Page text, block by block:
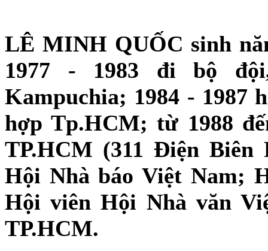
LÊ MINH QUỐC sinh
1977 - 1983 đi bộ
Kampuchia; 1984 - 1987
hợp Tp.HCM; từ 1988
TP.HCM (311 Điện
Hội Nhà báo Việt Nam;
Hội viên Hội Nhà văn
TP.HCM.